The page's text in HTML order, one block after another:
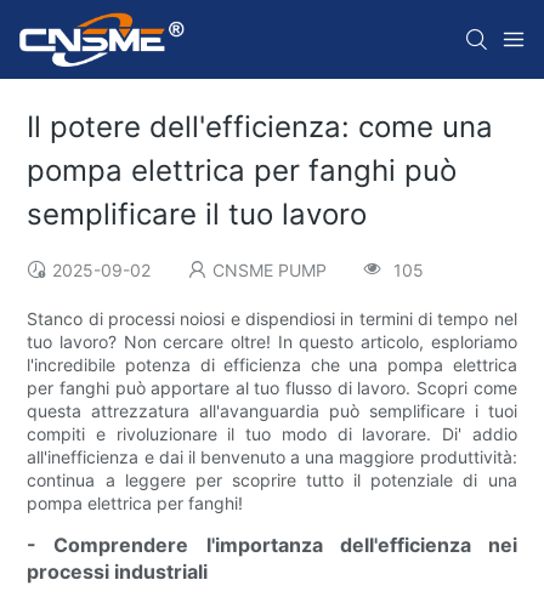
Il potere dell'efficienza: come una
pompa elettrica per fanghi può
semplificare il tuo lavoro
2025-09-02 CNSME PUMP 105
Stanco di processi noiosi e dispendiosi in termini di tempo nel
tuo lavoro? Non cercare oltre! In questo articolo, esploriamo
l'incredibile potenza di efficienza che una pompa elettrica
per fanghi può apportare al tuo flusso di lavoro. Scopri come
questa attrezzatura all'avanguardia può semplificare i tuoi
compiti e rivoluzionare il tuo modo di lavorare. Di' addio
all'inefficienza e dai il benvenuto a una maggiore produttività:
continua a leggere per scoprire tutto il potenziale di una
pompa elettrica per fanghi!
- Comprendere l'importanza dell'efficienza nei
processi industriali